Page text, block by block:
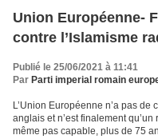
Union Européenne-
contre l’Islamisme
Publié le 25/06/2021 à 11:41
Par Parti imperial romain
L’Union Européenne n’a pas de
anglais et n’est finalement
même pas capable, plus de 75